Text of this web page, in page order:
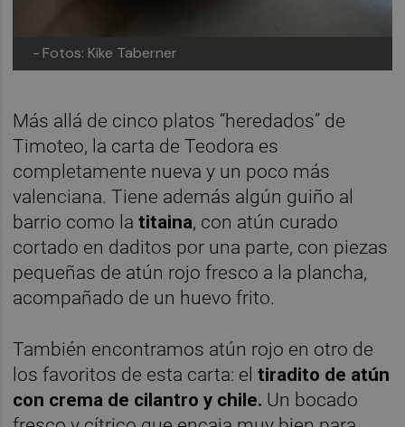
- Fotos: Kike Taberner
Más allá de cinco platos “heredados” de
Timoteo, la carta de Teodora es
completamente nueva y un poco más
valenciana. Tiene además algún guiño al
barrio como latitaina, con atún curado
cortado en daditos por una parte, con piezas
pequeñas de atún rojo fresco a la plancha,
acompañado de un huevo frito.
También encontramos atún rojo en otro de
los favoritos de esta carta: eltiradito de atún
con crema de cilantro y chile. Un bocado